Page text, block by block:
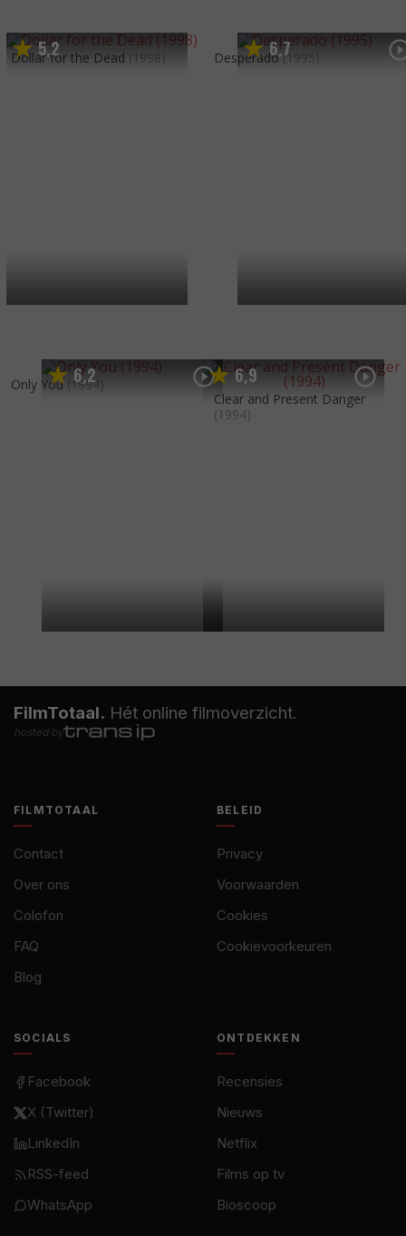
5,2
Dollar for the Dead (1998) 6,7
Desperado (1995)
6,2
Only You (1994) 6,9
Clear and Present Danger
(1994)
FilmTotaal. Hét online filmoverzicht.
hosted by
FILMTOTAAL
Contact
Over ons
Colofon
FAQ
Blog
BELEID
Privacy
Voorwaarden
Cookies
Cookievoorkeuren
SOCIALS
Facebook
X (Twitter)
LinkedIn
RSS-feed
WhatsApp
ONTDEKKEN
Recensies
Nieuws
Netflix
Films op tv
Bioscoop